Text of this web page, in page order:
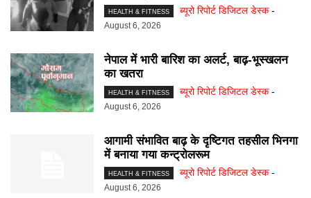
HEALTH & FITNESS ब्यूरो रिपोर्ट डिजिटल डेस्क -
August 6, 2026
नेपाल में भारी बारिश का अलर्ट, बाढ़-भूस्खलन
का खतरा
HEALTH & FITNESS ब्यूरो रिपोर्ट डिजिटल डेस्क -
August 6, 2026
आगामी संभावित बाढ़ के दृष्टिगत तहसील भिनगा
में बनाया गया कन्ट्रोलरूम
HEALTH & FITNESS ब्यूरो रिपोर्ट डिजिटल डेस्क -
August 6, 2026